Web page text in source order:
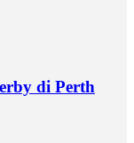
di Perth